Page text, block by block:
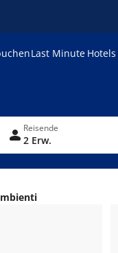
Last Minute Hotels
Reisende
2 Erw.